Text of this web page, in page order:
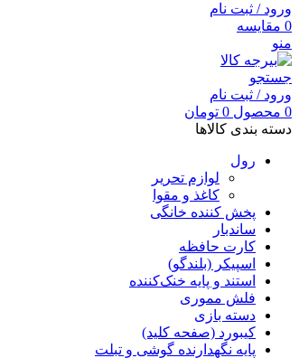
ورود / ثبت نام
0 مقایسه
منو
جستجو
ورود / ثبت نام
0 محصول 0 تومان
دسته بندی کالاها
رول
لوازم تحریر
کاغذ و مقوا
پخش کننده خانگی
ساندبار
کارت حافظه
اسپیکر (بلندگو)
استند و پایه خنک‌کننده
فلش مموری
دسته بازی
کیبورد (صفحه کلید)
پایه نگهدارنده گوشی و تبلت